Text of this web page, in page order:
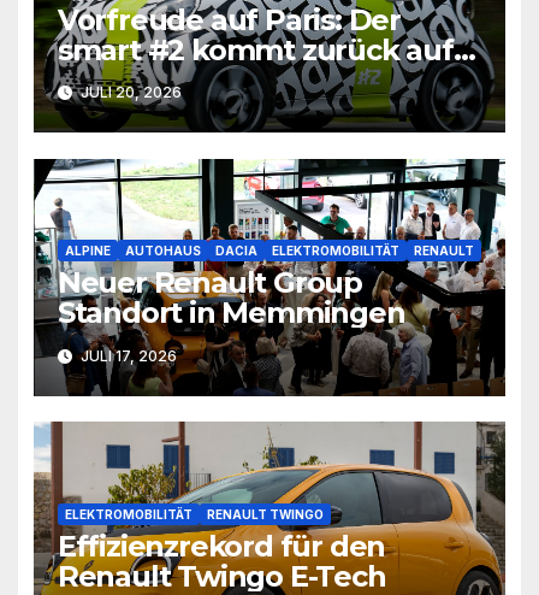
Vorfreude auf Paris: Der
smart #2 kommt zurück auf
die Straße
JULI 20, 2026
ALPINE AUTOHAUS DACIA ELEKTROMOBILITÄT RENAULT
Neuer Renault Group
Standort in Memmingen
JULI 17, 2026
ELEKTROMOBILITÄT RENAULT TWINGO
Effizienzrekord für den
Renault Twingo E-Tech